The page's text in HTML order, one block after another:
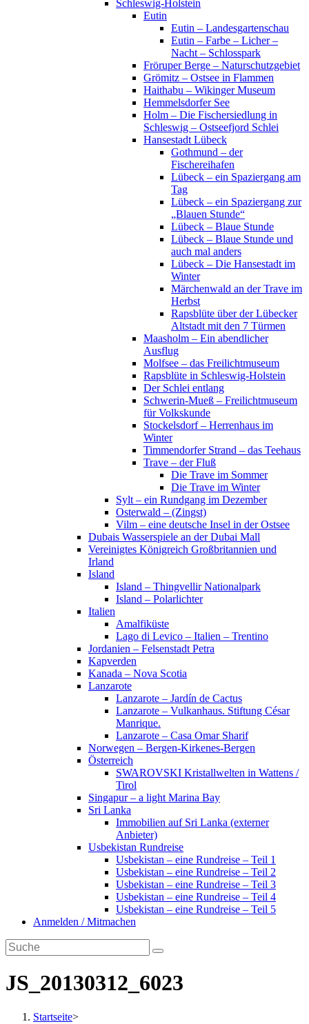
Schleswig-Holstein
Eutin
Eutin – Landesgartenschau
Eutin – Farbe – Licher –
Nacht – Schlosspark
Fröruper Berge – Naturschutzgebiet
Grömitz – Ostsee in Flammen
Haithabu – Wikinger Museum
Hemmelsdorfer See
Holm – Die Fischersiedlung in
Schleswig – Ostseefjord Schlei
Hansestadt Lübeck
Gothmund – der
Fischereihafen
Lübeck – ein Spaziergang am
Tag
Lübeck – ein Spaziergang zur
„Blauen Stunde“
Lübeck – Blaue Stunde
Lübeck – Blaue Stunde und
auch mal anders
Lübeck – Die Hansestadt im
Winter
Märchenwald an der Trave im
Herbst
Rapsblüte über der Lübecker
Altstadt mit den 7 Türmen
Maasholm – Ein abendlicher
Ausflug
Molfsee – das Freilichtmuseum
Rapsblüte in Schleswig-Holstein
Der Schlei entlang
Schwerin-Mueß – Freilichtmuseum
für Volkskunde
Stockelsdorf – Herrenhaus im
Winter
Timmendorfer Strand – das Teehaus
Trave – der Fluß
Die Trave im Sommer
Die Trave im Winter
Sylt – ein Rundgang im Dezember
Osterwald – (Zingst)
Vilm – eine deutsche Insel in der Ostsee
Dubais Wasserspiele an der Dubai Mall
Vereinigtes Königreich Großbritannien und
Irland
Island
Island – Thingvellir Nationalpark
Island – Polarlichter
Italien
Amalfiküste
Lago di Levico – Italien – Trentino
Jordanien – Felsenstadt Petra
Kapverden
Kanada – Nova Scotia
Lanzarote
Lanzarote – Jardín de Cactus
Lanzarote – Vulkanhaus. Stiftung César
Manrique.
Lanzarote – Casa Omar Sharif
Norwegen – Bergen-Kirkenes-Bergen
Österreich
SWAROVSKI Kristallwelten in Wattens /
Tirol
Singapur – a light Marina Bay
Sri Lanka
Immobilien auf Sri Lanka (externer
Anbieter)
Usbekistan Rundreise
Usbekistan – eine Rundreise – Teil 1
Usbekistan – eine Rundreise – Teil 2
Usbekistan – eine Rundreise – Teil 3
Usbekistan – eine Rundreise – Teil 4
Usbekistan – eine Rundreise – Teil 5
Anmelden / Mitmachen
JS_20130312_6023
Startseite>